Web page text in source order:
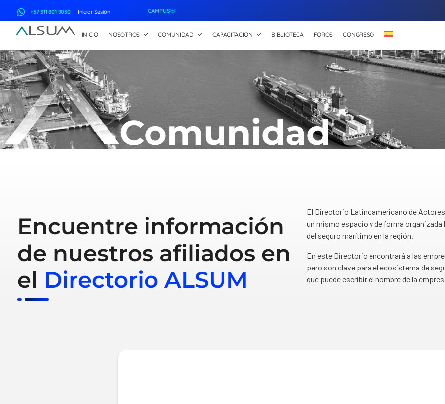
+57 311 801 9030 Iniciar Sesión CAMPUS
INICIO NOSOTROS COMUNIDAD CAPACITACIÓN BIBLIOTECA FOROS CONGRESO
Comunidad
Encuentre información
de nuestros afiliados en
el Directorio ALSUM
El Directorio Latinoamericano de
un mismo espacio y de forma
del seguro marítimo en la región.
En este Directorio encontrará a las
pero son clave para el ecosistema de
que puede escribir el nombre de la